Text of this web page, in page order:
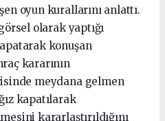
oyun kurallarını anlattı.
olarak yaptığı
konuşan
kararının
meydana gelmen
kapatılarak
kararlaştırıldığını